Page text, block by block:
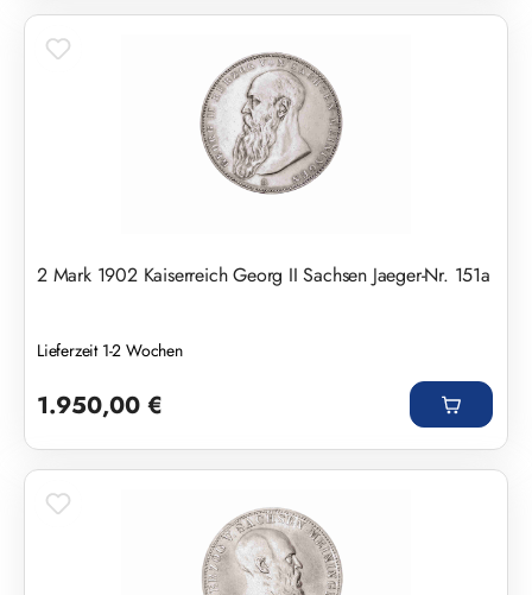
2 Mark 1902 Kaiserreich Georg II Sachsen Jaeger-Nr. 151a
Lieferzeit 1-2 Wochen
1.950,00 €